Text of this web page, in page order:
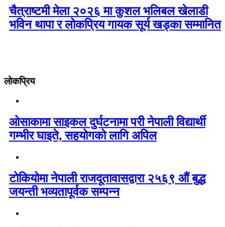
चैत्राष्टमी मेला २०२६ मा कुशल भलिबल खेलाडी
भविन थापा र लोकप्रिय गायक सूर्य खड्का सम्मानित
लोकप्रिय
ओसाकामा साइकल दुर्घटनामा परी नेपाली विद्यार्थी
गम्भीर घाइते, सहयोगको लागि अपिल
टोकियोमा नेपाली राजदूतावासद्वारा २५६९ औं बुद्ध
जयन्ती भव्यतापूर्वक सम्पन्न